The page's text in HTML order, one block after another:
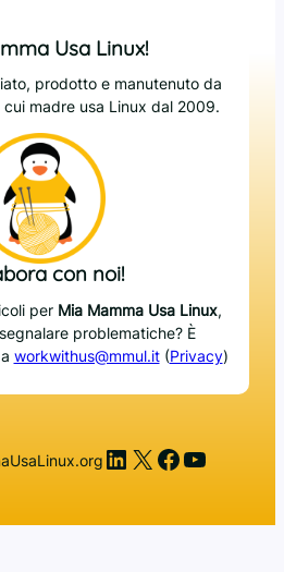
Usa Linux!
prodotto e manutenuto da
cui madre usa Linux dal 2009.
con noi!
per Mia Mamma Usa Linux,
problematiche? È
workwithus@mmul.it(Privacy)
LinkedIn
X Facebook